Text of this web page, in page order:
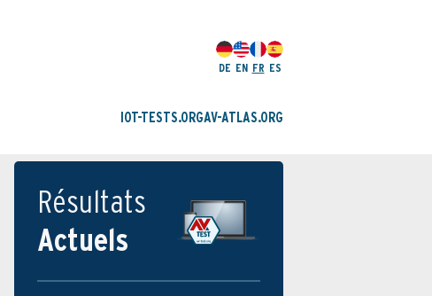
DE EN FR ES
IOT-TESTS.ORGAV-ATLAS.ORG
Résultats
Actuels